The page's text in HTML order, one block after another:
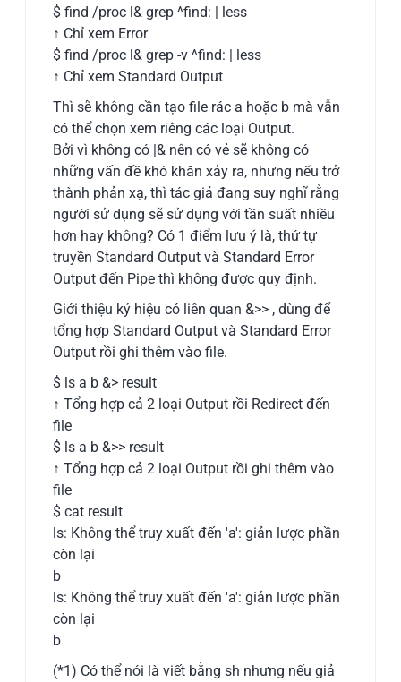
$ find /proc l& grep ^find: | less
↑ Chỉ xem Error
$ find /proc l& grep -v ^find: | less
↑ Chỉ xem Standard Output
Thì sẽ không cần tạo file rác a hoặc b mà vẫn
có thể chọn xem riêng các loại Output.
Bởi vì không có |& nên có vẻ sẽ không có
những vấn đề khó khăn xảy ra, nhưng nếu trở
thành phản xạ, thì tác giả đang suy nghĩ rằng
người sử dụng sẽ sử dụng với tần suất nhiều
hơn hay không? Có 1 điểm lưu ý là, thứ tự
truyền Standard Output và Standard Error
Output đến Pipe thì không được quy định.
Giới thiệu ký hiệu có liên quan &>> , dùng để
tổng hợp Standard Output và Standard Error
Output rồi ghi thêm vào file.
$ ls a b &> result
↑ Tổng hợp cả 2 loại Output rồi Redirect đến
file
$ ls a b &>> result
↑ Tổng hợp cả 2 loại Output rồi ghi thêm vào
file
$ cat result
ls: Không thể truy xuất đến 'a': giản lược phần
còn lại
b
ls: Không thể truy xuất đến 'a': giản lược phần
còn lại
b
(*1) Có thể nói là viết bằng sh nhưng nếu giả